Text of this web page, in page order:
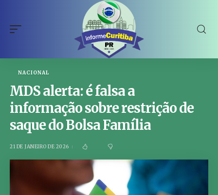
NACIONAL
MDS alerta: é falsa a
informação sobre restrição de
saque do Bolsa Família
21 DE JANEIRO DE 2026